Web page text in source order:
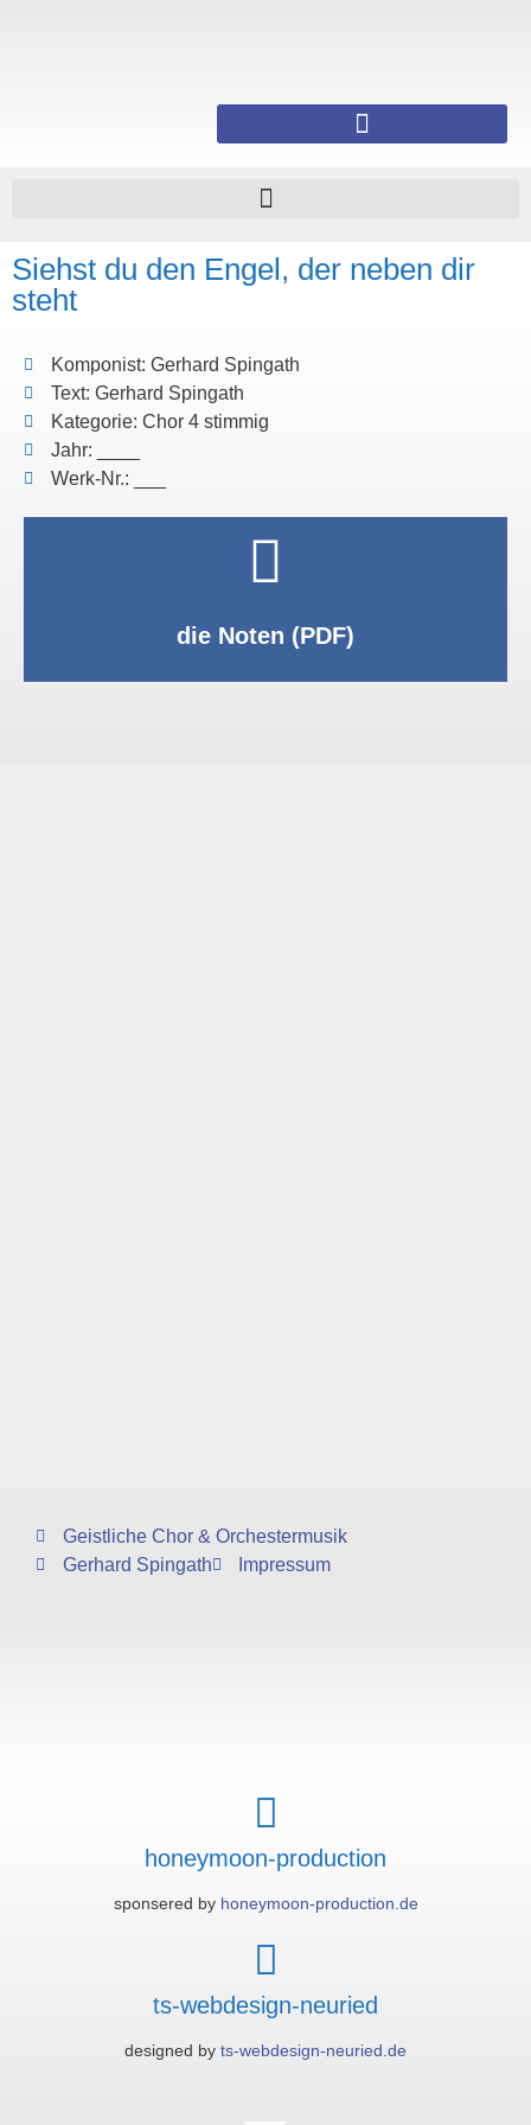
Siehst du den Engel, der neben dir
steht
Komponist: Gerhard Spingath
Text: Gerhard Spingath
Kategorie: Chor 4 stimmig
Jahr: ____
Werk-Nr.: ___
die Noten (PDF)
Geistliche Chor & Orchestermusik
Gerhard Spingath
Impressum
honeymoon-production
sponsered by honeymoon-production.de
ts-webdesign-neuried
designed by ts-webdesign-neuried.de